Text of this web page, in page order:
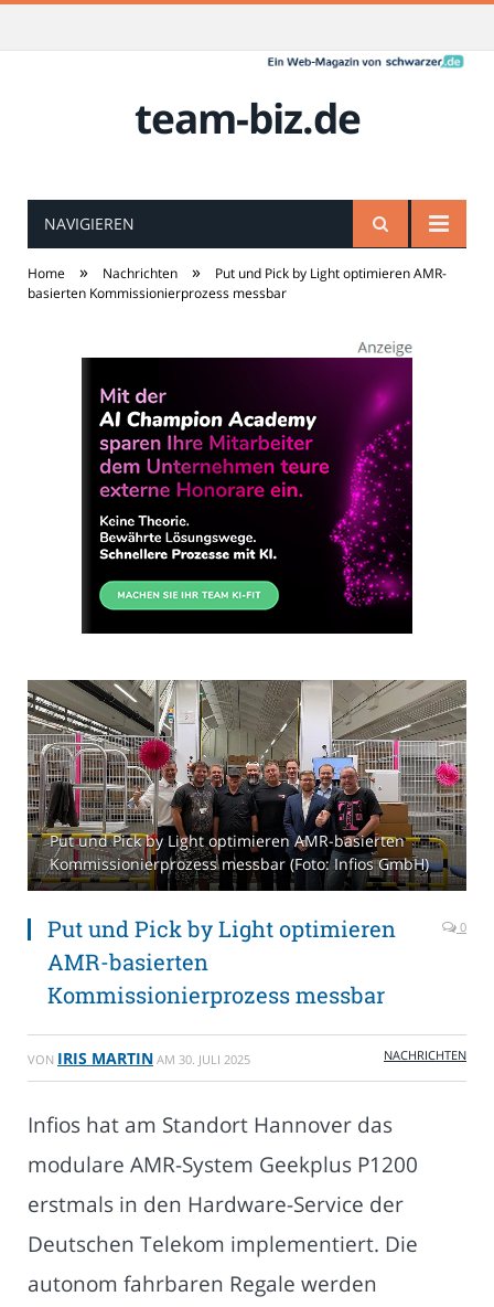
team-biz.de
NAVIGIEREN
Home » Nachrichten »
Put und Pick by Light optimieren AMR-
basierten Kommissionierprozess messbar
Put und Pick by Light optimieren AMR-basierten
Kommissionierprozess messbar (Foto: Infios GmbH)
Put und Pick by Light optimieren
AMR-basierten
Kommissionierprozess messbar
0
VON IRIS MARTIN AM 30. JULI 2025 NACHRICHTEN
Infios hat am Standort Hannover das
modulare AMR-System Geekplus P1200
erstmals in den Hardware-Service der
Deutschen Telekom implementiert. Die
autonom fahrbaren Regale werden